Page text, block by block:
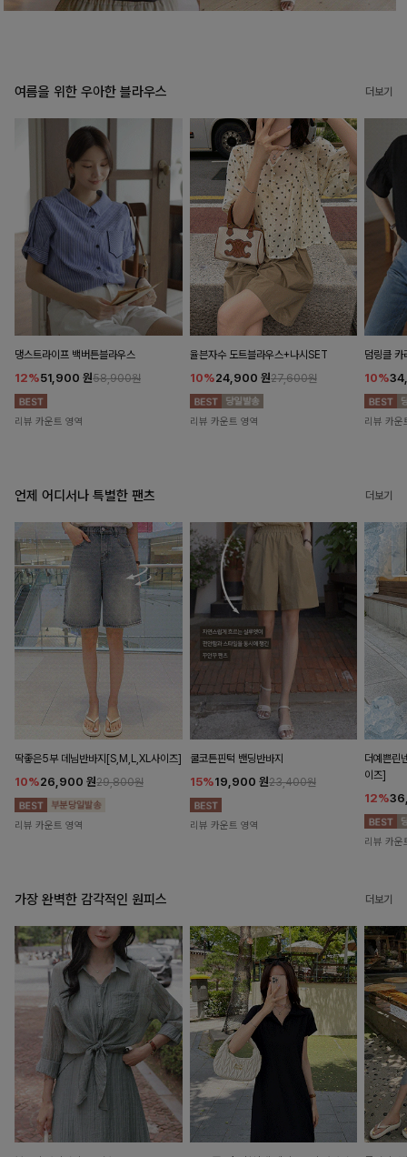
여름을 위한 우아한 블라우스 더보기
댕스트라이프 백버튼블라우스
12%51,900 원58,900원
리뷰 카운트 영역
율븐자수 도트블라우스+나시SET
10%24,900 원27,600원
리뷰 카운트 영역
덤링클 카
10%
리뷰 카운
언제 어디서나 특별한 팬츠 더보기
딱좋은5부 데님반바지[S,M,L,XL사이즈]
10%26,900 원29,800원
리뷰 카운트 영역
쿨코튼핀턱 밴딩반바지
15%19,900 원23,400원
리뷰 카운트 영역
더예쁜린
이즈]
12%
리뷰 카운
가장 완벽한 감각적인 원피스 더보기